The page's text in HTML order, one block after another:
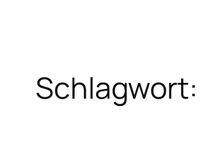
Schlagwort: